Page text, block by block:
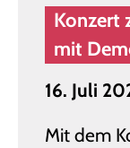
Konzert
mit
16. Juli
Mit dem